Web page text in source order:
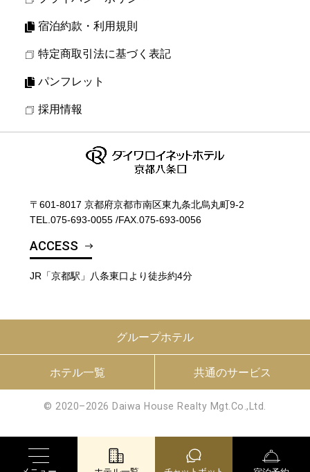
宿泊約款・利用規則
特定商取引法に基づく表記
パンフレット
採用情報
〒601-8017 京都府京都市南区東九条北烏丸町9-2
TEL. 075-693-0055 /FAX.075-693-0056
ACCESS
JR「京都駅」八条東口より徒歩約4分
グループホテル
ホテル一覧 共通のサービス
© 2020–2026 Daiwa House Realty Mgt.Co.,Ltd.